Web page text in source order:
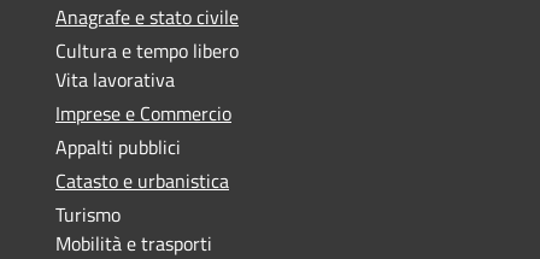
Anagrafe e stato civile
Cultura e tempo libero
Vita lavorativa
Imprese e Commercio
Appalti pubblici
Catasto e urbanistica
Turismo
Mobilità e trasporti